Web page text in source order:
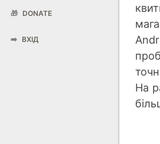
🎁 DONATE
➡️ ВХІД
На